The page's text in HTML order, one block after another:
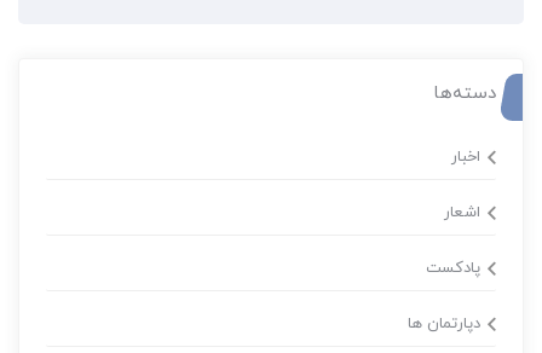
دسته‌ها
اخبار
اشعار
پادکست
دپارتمان ها